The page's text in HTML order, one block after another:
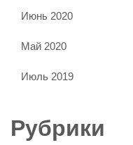
Июнь 2020
Май 2020
Июль 2019
Рубрики